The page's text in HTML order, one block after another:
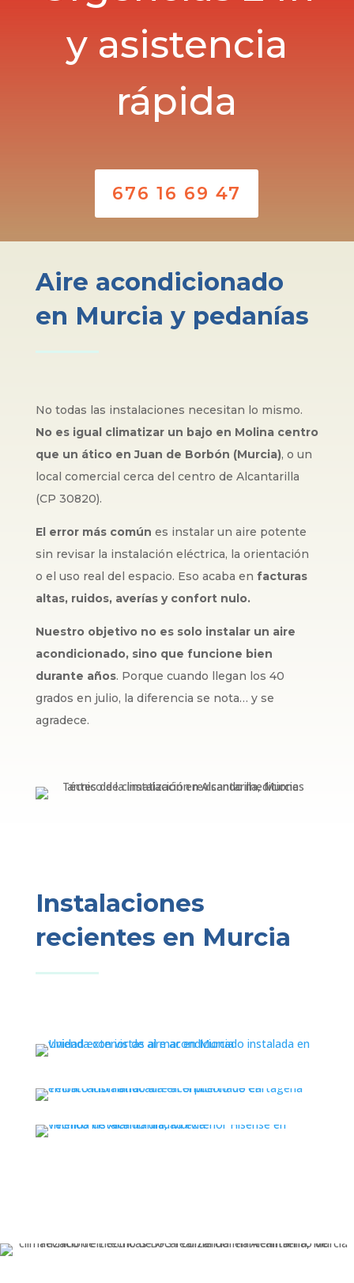
y asistencia
rápida
676 16 69 47
Aire acondicionado
en Murcia y pedanías
No todas las instalaciones necesitan lo mismo.
No es igual climatizar un bajo en Molina centro
que un ático en Juan de Borbón (Murcia), o un
local comercial cerca del centro de Alcantarilla
(CP 30820).
El error más común es instalar un aire potente
sin revisar la instalación eléctrica, la orientación
o el uso real del espacio. Eso acaba en facturas
altas, ruidos, averías y confort nulo.
Nuestro objetivo no es solo instalar un aire
acondicionado, sino que funcione bien
durante años. Porque cuando llegan los 40
grados en julio, la diferencia se nota… y se
agradece.
Instalaciones
recientes en Murcia